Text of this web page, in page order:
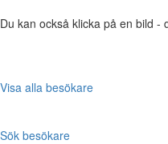
Du kan också klicka på en bild
Visa alla besökare
Sök besökare